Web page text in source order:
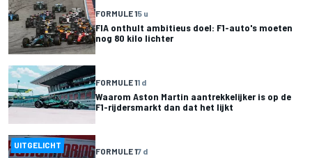
FORMULE 15 u
FIA onthult ambitieus doel: F1-auto's moeten
nog 80 kilo lichter
FORMULE 11 d
Waarom Aston Martin aantrekkelijker is op de
F1-rijdersmarkt dan dat het lijkt
UITGELICHT
FORMULE 17 d